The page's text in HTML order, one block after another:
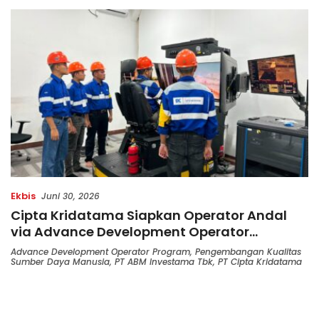
Ekbis Juni 30, 2026
Cipta Kridatama Siapkan Operator Andal
via Advance Development Operator
Program
Advance Development Operator Program, Pengembangan Kualitas
Sumber Daya Manusia, PT ABM Investama Tbk, PT Cipta Kridatama